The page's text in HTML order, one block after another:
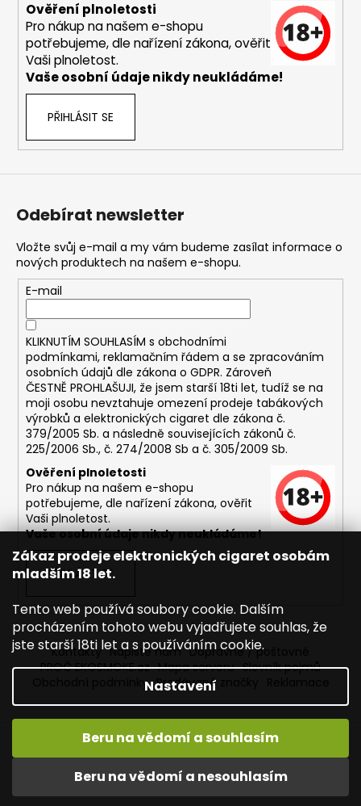
Zákaz prodeje elektronických cigaret osobám
mladším 18 let.
Tento web používá soubory cookie. Dalším
procházením tohoto webu vyjadřujete souhlas, že
jste starší 18ti let a s používáním cookie.
Nastavení
Beru na vědomí a nesouhlasím
Beru na vědomí a souhlasím
Ověření plnoletosti
Pro nákup na našem e-shopu
potřebujeme, dle nařízení zákona, ověřit
Vaši plnoletost.
Vaše osobní údaje nikdy neukládáme!
PŘIHLÁSIT SE
Odebírat newsletter
Vložte svůj e-mail a my vám budeme zasílat informace o
nových produktech na našem e-shopu.
E-mail
KLIKNUTÍM SOUHLASÍM s obchodními
podmínkami, reklamačním řádem a se zpracováním
osobních údajů dle zákona o GDPR. Zároveň
ČESTNĚ PROHLAŠUJI, že jsem starší 18ti let, tudíž se na
moji osobu nevztahuje omezení prodeje tabákových
výrobků a elektronických cigaret dle zákona č.
379/2005 Sb. a následně souvisejících zákonů č.
225/2006 Sb., č. 274/2008 Sb a č. 305/2009 Sb.
Ověření plnoletosti
Pro nákup na našem e-shopu
potřebujeme, dle nařízení zákona, ověřit
Vaši plnoletost.
Vaše osobní údaje nikdy neukládáme!
PŘIHLÁSIT SE
Kontakty Napište nám Dopravné / poštovné
PROČ EKOSMOKE.cz Mapa serveru Slovník pojmů
Obchodní podmínky Prodávané značky
Vytvořil Shoptet
Copyright 2026EKOSMOKE - Specialista na e-cigarety.
Všechna práva vyhrazena. Upravit nastavení cookies